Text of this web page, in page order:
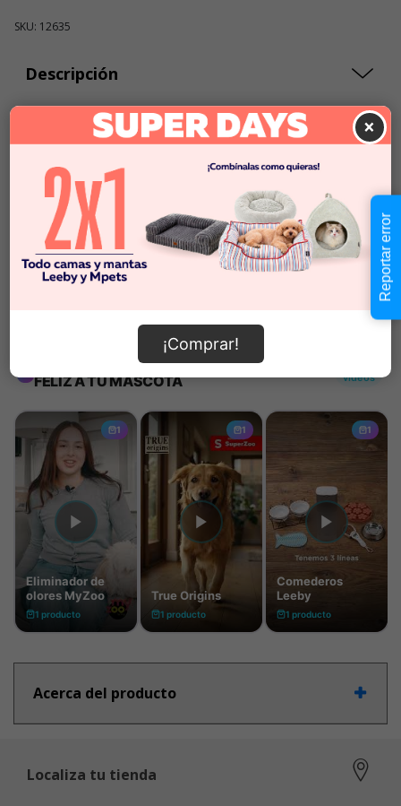
SKU: 12635
Descripción
Cantidad:
-
Añadir al carrito
Información de envío
Acerca del producto
×
¡Comprar!
Localiza tu tienda
Reportar error